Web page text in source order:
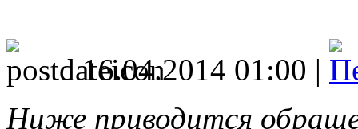
16.04.2014 01:00 |
Ниже приводится